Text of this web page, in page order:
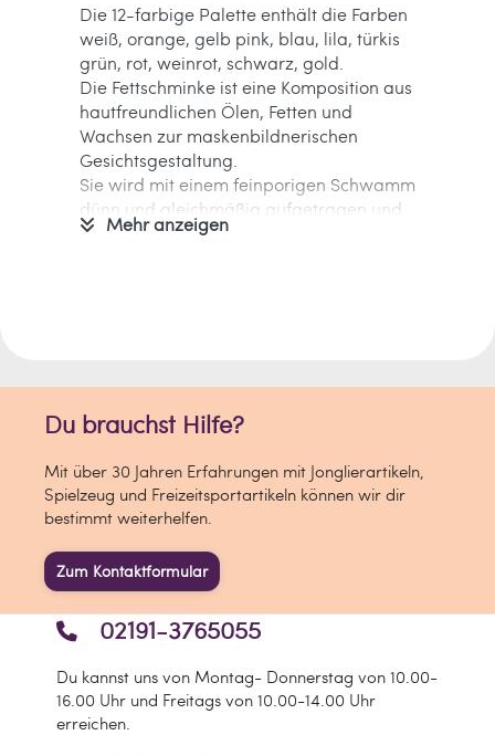
Die 12-farbige Palette enthält die Farben
weiß, orange, gelb pink, blau, lila, türkis
grün, rot, weinrot, schwarz, gold.
Die Fettschminke ist eine Komposition aus
hautfreundlichen Ölen, Fetten und
Wachsen zur maskenbildnerischen
Gesichtsgestaltung.
Sie wird mit einem feinporigen Schwamm
dünn und gleichmäßig aufgetragen und
mit Trocken- oder Transparentpuder
Cerifera (Candelilla) Wax), Petrolatum,
Cerifera Cera (Copernicia Cerifera
(Carnauba) Wax), Cera Alba (Beeswax),
Cetyl Palmitate, Lanolin Alcohol,
Propylene Glycol, BHT, Cetearyl Alcohol,
Glyceryl Stearate, Ascorbyl Palmitate,
Citric Acid, Linalool, Alpha-Isomethyl
Ionone, Cinnamyl Alcohol, Citronellol,
Hexyl Cinnamal, Benzyl Salicylate,
Coumarin, Geraniol, Benzyl Benzoate,
Eugenol, Limonene, Parfum (Fragrance)
and may contain: [+/- Titanium Dioxide
Mehr anzeigen
Du brauchst Hilfe?
Mit über 30 Jahren Erfahrungen mit Jonglierartikeln,
Spielzeug und Freizeitsportartikeln können wir dir
bestimmt weiterhelfen.
Zum Kontaktformular
02191-3765055
Du kannst uns von Montag- Donnerstag von 10.00-
16.00 Uhr und Freitags von 10.00-14.00 Uhr
erreichen.